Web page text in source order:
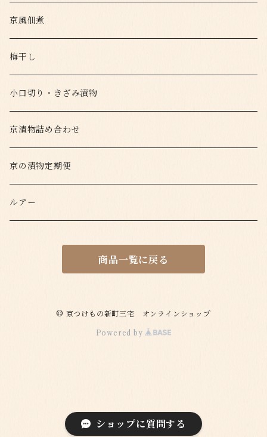
ショップに質問する
京風佃煮
梅干し
小口切り・きざみ漬物
京漬物詰め合わせ
京の漬物定期便
ルアー
商品一覧に戻る
© 京つけもの新町三宅 オンラインショップ
Powered by